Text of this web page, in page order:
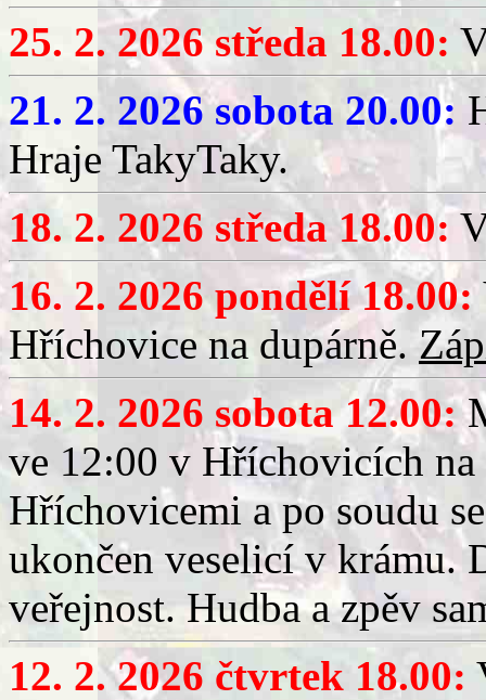
25. 2. 2026 středa 18.00:
21. 2. 2026 sobota 20.00:
Hraje TakyTaky.
18. 2. 2026 středa 18.00:
16. 2. 2026 pondělí 18.00:
Hříchovice na dupárně.
14. 2. 2026 sobota 12.00:
ve 12:00 v Hříchovicích
Hříchovicemi a po soudu
ukončen veselicí v krámu.
veřejnost. Hudba a zpěv
12. 2. 2026 čtvrtek 18.00: